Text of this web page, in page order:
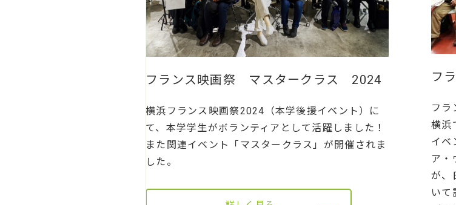
フランス映画祭 マスタークラス 2024
横浜フランス映画祭2024（本学後援イベント）に
て、本学学生がボランティアとして活躍しました！
また関連イベント「マスタークラス」が開催されま
した。
フ
フ
横浜
イベ
ア・
が、
いて